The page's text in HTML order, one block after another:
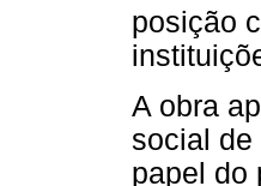
posição
A obra
social de
papel do